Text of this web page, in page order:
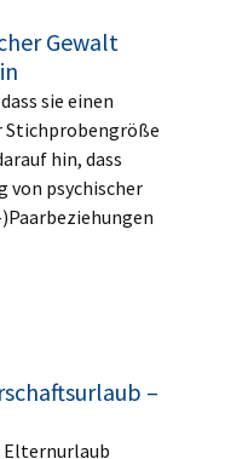
Gewalt
sie einen
Stichprobengröße
hin, dass
von psychischer
–
Elternurlaub